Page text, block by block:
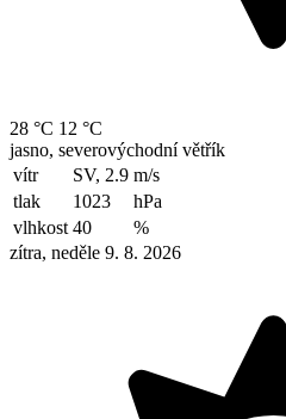
28 °C 12 °C
jasno, severovýchodní větřík
vítr
SV, 2.9 m/s
tlak
1023
hPa
vlhkost 40
%
zítra, neděle 9. 8. 2026